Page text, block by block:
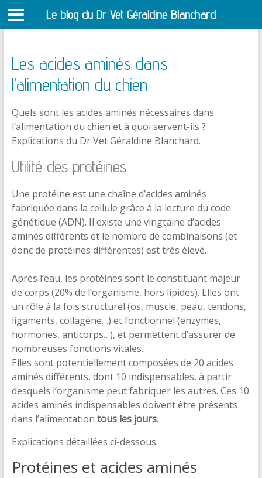
Les acides aminés dans
l’alimentation du chien
Quels sont les acides aminés nécessaires dans
l’alimentation du chien et à quoi servent-ils ?
Explications du Dr Vet Géraldine Blanchard.
Utilité des protéines
Une protéine est une chaîne d’acides aminés
fabriquée dans la cellule grâce à la lecture du code
génétique (ADN). Il existe une vingtaine d’acides
aminés différents et le nombre de combinaisons (et
donc de protéines différentes) est très élevé.
Après l’eau, les protéines sont le constituant majeur
de corps (20% de l’organisme, hors lipides). Elles ont
un rôle à la fois structurel (os, muscle, peau, tendons,
ligaments, collagène…) et fonctionnel (enzymes,
hormones, anticorps…), et permettent d’assurer de
nombreuses fonctions vitales.
Elles sont potentiellement composées de 20 acides
aminés différents, dont 10 indispensables, à partir
desquels l’organisme peut fabriquer les autres. Ces 10
acides aminés indispensables doivent être présents
dans l’alimentation tous les jours.
Explications détaillées ci-dessous.
Protéines et acides aminés
Le blog du Dr Vet Géraldine Blanchard